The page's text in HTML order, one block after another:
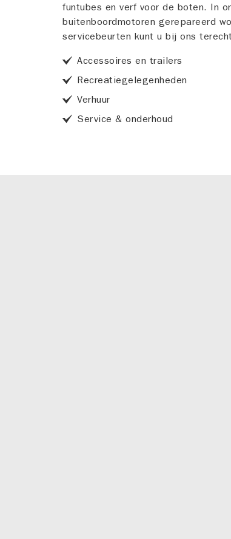
funtubes en verf voor de boten. In
buitenboordmotoren gerepareerd
servicebeurten kunt u bij ons
Accessoires en trailers
Recreatiegelegenheden
Verhuur
Service & onderhoud